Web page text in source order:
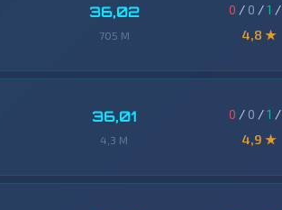
36,02
705 M
0 / 0 /1 /
4,8 ★
36,01
4,3 M
0 / 0 /1 /
4,9 ★